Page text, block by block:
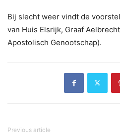
Bij slecht weer vindt de
van Huis Elsrijk, Graaf
Apostolisch Genootschap).
Previous article